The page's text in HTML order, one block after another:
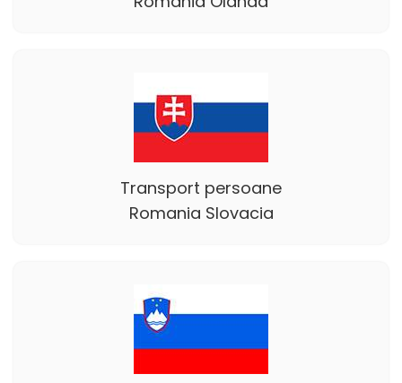
Transport persoane
Romania Slovacia